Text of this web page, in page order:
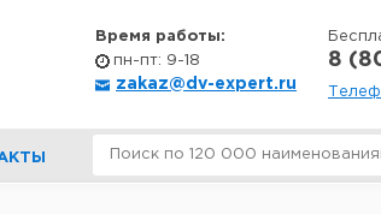
Время работы:
пн-пт: 9-18
zakaz@dv-expert.ru
8